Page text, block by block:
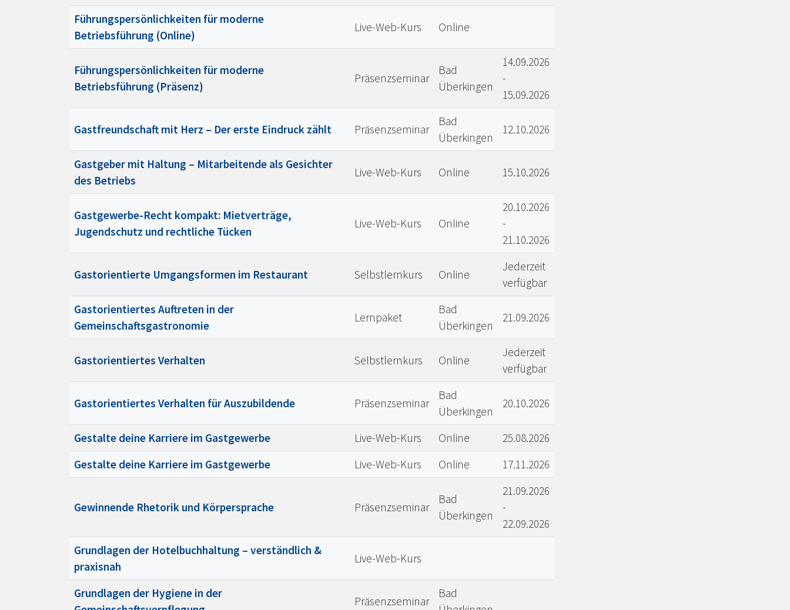
Führungspersönlichkeiten für moderne
Betriebsführung (Online)
Live-Web-Kurs Online
Führungspersönlichkeiten für moderne
Betriebsführung (Präsenz)
Präsenzseminar
Bad
Überkingen
14.09.2026
-
15.09.2026
Gastfreundschaft mit Herz – Der erste Eindruck zählt Präsenzseminar
Bad
Überkingen
12.10.2026
Gastgeber mit Haltung – Mitarbeitende als Gesichter
des Betriebs
Live-Web-Kurs Online 15.10.2026
Gastgewerbe-Recht kompakt: Mietverträge,
Jugendschutz und rechtliche Tücken
Live-Web-Kurs Online
20.10.2026
-
21.10.2026
Gastorientierte Umgangsformen im Restaurant Selbstlernkurs Online
Jederzeit
verfügbar
Gastorientiertes Auftreten in der
Gemeinschaftsgastronomie
Lernpaket
Bad
Überkingen
21.09.2026
Gastorientiertes Verhalten Selbstlernkurs Online
Jederzeit
verfügbar
Gastorientiertes Verhalten für Auszubildende Präsenzseminar
Bad
Überkingen
20.10.2026
Gestalte deine Karriere im Gastgewerbe Live-Web-Kurs Online
25.08.2026
Gestalte deine Karriere im Gastgewerbe
Live-Web-Kurs Online 17.11.2026
Gewinnende Rhetorik und Körpersprache Präsenzseminar
Bad
Überkingen
21.09.2026
-
22.09.2026
Grundlagen der Hotelbuchhaltung – verständlich &
praxisnah
Live-Web-Kurs
Grundlagen der Hygiene in der
Präsenzseminar
Bad